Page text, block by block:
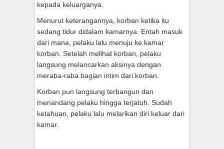
kepada keluarganya.
Menurut keterangannya, korban ketika itu
sedang tidur didalam kamarnya. Entah masuk
dari mana, pelaku lalu menuju ke kamar
korban. Setelah melihat korban, pelaku
langsung melancarkan aksinya dengan
meraba-raba bagian intim dari korban.
Korban pun langsung terbangun dan
menandang pelaku hingga terjatuh. Sudah
ketahuan, pelaku lalu melarikan diri keluar dari
kamar.